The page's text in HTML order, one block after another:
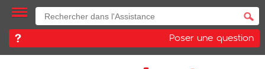
Poser une question